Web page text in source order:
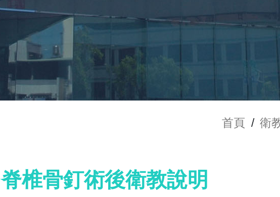
首頁 / 衛
脊椎骨釘術後衛教說明